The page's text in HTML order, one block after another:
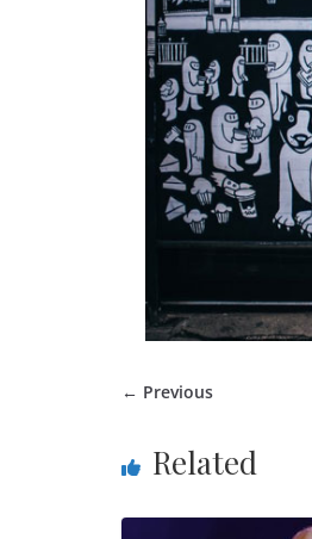
← Previous
Related